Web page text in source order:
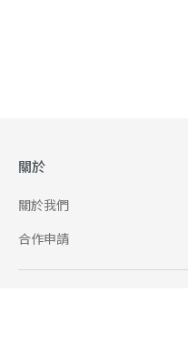
關於
關於我們
合作申請